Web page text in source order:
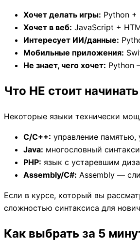
Хочет делать игры: Python +
Хочет в веб: JavaScript +
Интересует ИИ/данные:
Мобильные приложения:
Не знает, чего хочет: Python
Что НЕ стоит
Некоторые языки технически
C/C++: управление
Java: многословный
PHP: язык с устаревшим
Assembly/С#: Assembly —
Если в курсе, который вы
сложностью синтаксиса для
Как выбрать за 5